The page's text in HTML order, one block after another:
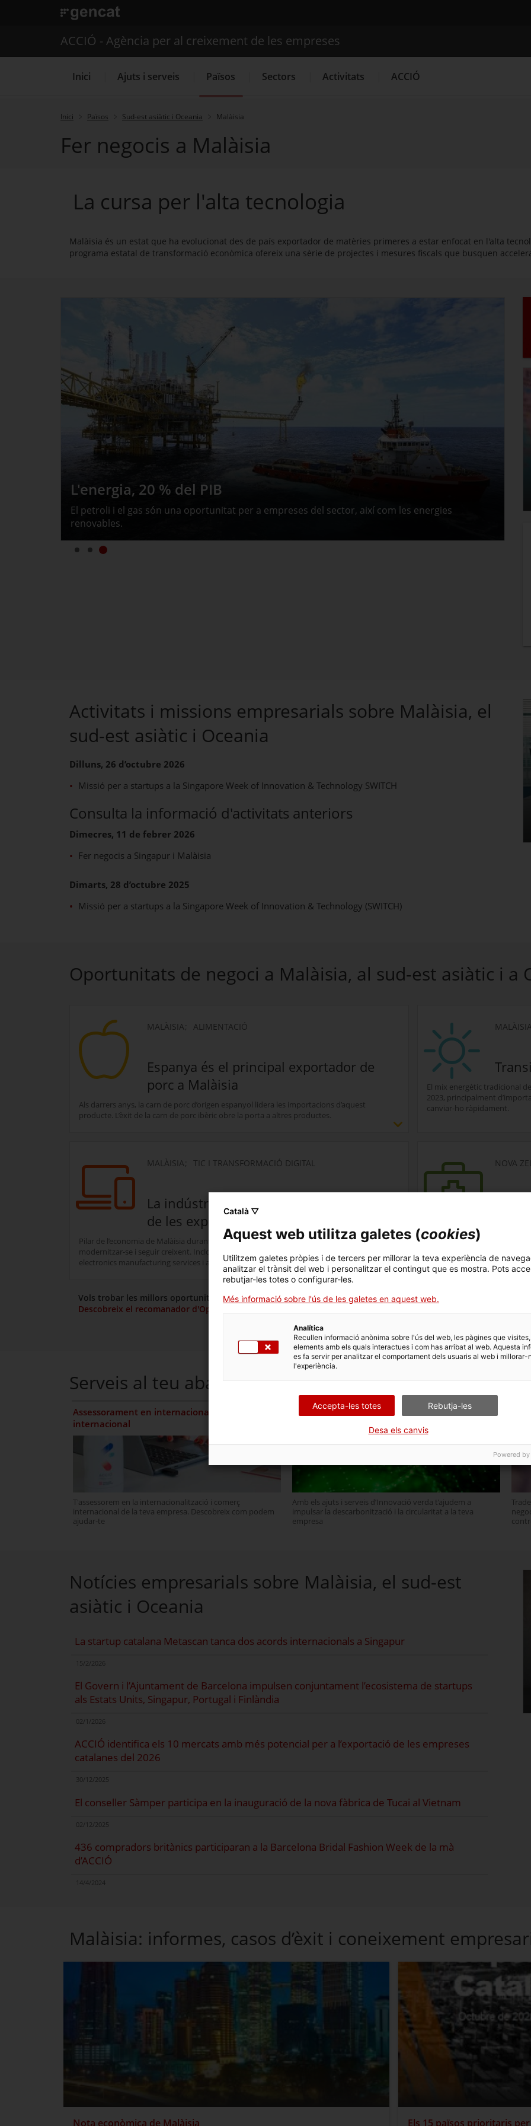
. Obre en una nova finestra.
Cercador
Serveis d'internacionalització Serveis d'innovació
ACCIÓ - Agència per al creixement de les empreses
Inici Ajuts i serveis Països Sectors Activitats ACCIÓ
Inici Països Sud-est asiàtic i Oceania Malàisia
Fer negocis a Malàisia
La cursa per l'alta tecnologia
Malàisia és un estat que ha evolucionat des de país exportador de matèries primeres a estar enfocat en l'alta
programa estatal de transformació econòmica ofereix una sèrie de projectes i mesures fiscals que busquen
Ubicació estratègica al sud-est asiàtic
Atractiu per a inversors que vulguin produir-hi i vendre productes tecnològicament avançats.
Activitats i missions empresarials sobre Malàisia, el
sud-est asiàtic i Oceania
Dilluns, 26 d’octubre 2026
Missió per a startups a la Singapore Week of Innovation & Technology SWITCH
Consulta la informació d'activitats anteriors
Dimecres, 11 de febrer 2026
Fer negocis a Singapur i Malàisia
Dimarts, 28 d’octubre 2025
Missió per a startups a la Singapore Week of Innovation & Technology (SWITCH)
Oportunitats de negoci a Malàisia, al sud-est asiàtic i a
MALÀISIA ALIMENTACIÓ
Espanya és el principal exportador de
porc a Malàisia
Als darrers anys, la carn de porc d’origen espanyol lidera les importacions d’aquest
producte. L’èxit de la carn de porc ibèric obre la porta a altres productes.
Desplegar més opcions de Espanya
MALÀISIA
El mix energètic tradicional
2023, principalment
canviar-ho ràpidament.
MALÀISIA TIC I TRANSFORMACIÓ DIGITAL
La indústria electrònica suposa el 40 %
de les exportacions nacionals
Pilar de l’economia de Malàisia durant dècades, la indústria electrònica ha sabut
modernitzar-se i seguir creixent. Inclou subsectors com el dels semiconductors,
electronics manufacturing services i automatització industrial.
Desplegar més opcions de La
NOVA
Nova Zelanda vol millorar
preventiva. Les empreses
adaptats a aquestes
Vols trobar les millors oportunitats per a la teva empresa?
Descobreix el recomanador d'Oportunitats de Negoci
Vols
Serveis al teu abast per fer negocis a Malàisia
Assessorament en internacionalització i comerç
internacional
T'assessorem en la internacionalització i comerç
internacional de la teva empresa. Descobreix com podem
ajudar-te
Innovació verda: descarbonització, circularitat i
Amb els ajuts i serveis d’Innovació verda t’ajudem a
impulsar la descarbonització i la circularitat a la teva
empresa
Notícies empresarials sobre Malàisia, el sud-est
asiàtic i Oceania
La startup catalana Metascan tanca dos acords internacionals a Singapur
15/2/2026
El Govern i l’Ajuntament de Barcelona impulsen conjuntament l’ecosistema de startups
als Estats Units, Singapur, Portugal i Finlàndia
02/1/2026
ACCIÓ identifica els 10 mercats amb més potencial per a l’exportació de les empreses
catalanes del 2026
30/12/2025
El conseller Sàmper participa en la inauguració de la nova fàbrica de Tucai al Vietnam
02/12/2025
436 compradors britànics participaran a la Barcelona Bridal Fashion Week de la mà
d’ACCIÓ
14/4/2024
Malàisia: informes, casos d’èxit i coneixement
Nota econòmica de Malàisia Els 15 països prioritaris
Català ▽
Aquest web utilitza galetes (cookies)
Utilitzem galetes pròpies i de tercers per millorar la teva experiència de
analitzar el trànsit del web i personalitzar el contingut que es mostra. Pots
rebutjar-les totes o configurar-les.
Més informació sobre l'ús de les galetes en aquest web.
Analítica
Recullen informació anònima sobre l'ús del web, les pàgines que
elements amb els quals interactues i com has arribat al web. Aquesta
es fa servir per analitzar el comportament dels usuaris al web i millorar-
l'experiència.
Accepta-les totes Rebutja-les
Desa els canvis
Powered by